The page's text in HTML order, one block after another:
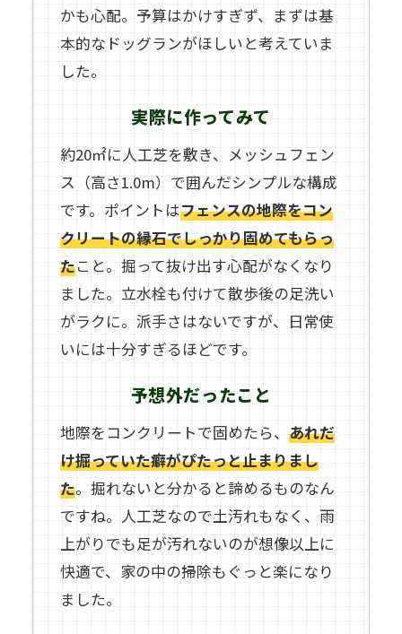
かも心配。予算はかけすぎず、まずは基
本的なドッグランがほしいと考えていま
した。
実際に作ってみて
約20㎡に人工芝を敷き、メッシュフェン
ス（高さ1.0m）で囲んだシンプルな構成
です。ポイントはフェンスの地際をコン
クリートの縁石でしっかり固めてもらっ
たこと。掘って抜け出す心配がなくなり
ました。立水栓も付けて散歩後の足洗い
がラクに。派手さはないですが、日常使
いには十分すぎるほどです。
予想外だったこと
地際をコンクリートで固めたら、あれだ
け掘っていた癖がぴたっと止まりまし
た。掘れないと分かると諦めるものなん
ですね。人工芝なので土汚れもなく、雨
上がりでも足が汚れないのが想像以上に
快適で、家の中の掃除もぐっと楽になり
ました。